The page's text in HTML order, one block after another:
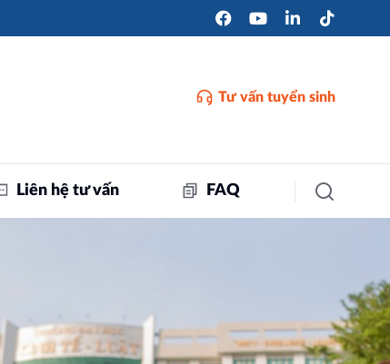
Tư vấn tuyển sinh
Liên hệ tư vấn FAQ